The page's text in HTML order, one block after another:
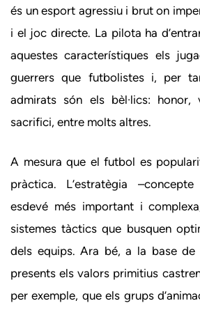
és un esport agressiu i brut on
i el joc directe. La pilota ha
aquestes característiques els
guerrers que futbolistes i, per
admirats són els bèl·lics:
sacrifici, entre molts altres.
A mesura que el futbol es
pràctica. L’estratègia
esdevé més important i
sistemes tàctics que busquen
dels equips. Ara bé, a la base de
presents els valors primitius
per exemple, que els grups